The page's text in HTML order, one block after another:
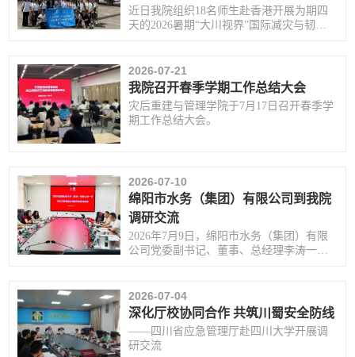
近日我院组织18名师生赴香港开展为期四
天的2026暑期“大川视界”国际减灾与韧性
2026-07-21
我院召开春季学期工作总结大会
灾后重建与管理学院于7月17日召开春季学
期工作总结大会。
2026-07-10
绵阳市水务（集团）有限公司到我院
调研交流
2026年7月9日，绵阳市水务（集团）有限
公司党委副书记、董事、总经理李涛一行
流。绵阳市水务（集团）有限公司一行先
后实地参观了四川大学安全应急技能综合
训练中心、四川大学未来学习中心—AI赋
能创新实验室与香港马会实验大楼。在安
全应急技能综合训练中心，工作人员现场
2026-07-04
深化厅校协同合作 共筑川蜀安全防线
——四川省应急管理厅赴四川大学开展调
研交流